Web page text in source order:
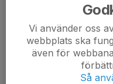
Vi använder oss
webbplats ska
även för
Så